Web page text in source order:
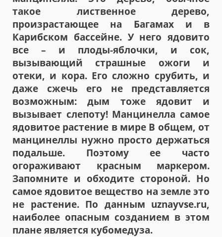
такое лиственное дерево,
произрастающее на Багамах и в
Карибском бассейне. У него ядовито
все – и плоды-яблочки, и сок,
вызывающий страшные ожоги и
отеки, и кора. Его сложно срубить, и
даже сжечь его не представляется
возможным: дым тоже ядовит и
вызывает слепоту! Манцинелла самое
ядовитое растение в мире В общем, от
манцинеллы нужно просто держаться
подальше. Поэтому ее часто
огораживают красным маркером.
Запомните и обходите стороной. Но
самое ядовитое вещество на земле это
не растение. По данным uznayvse.ru,
наиболее опасным созданием в этом
плане является кубомедуза.